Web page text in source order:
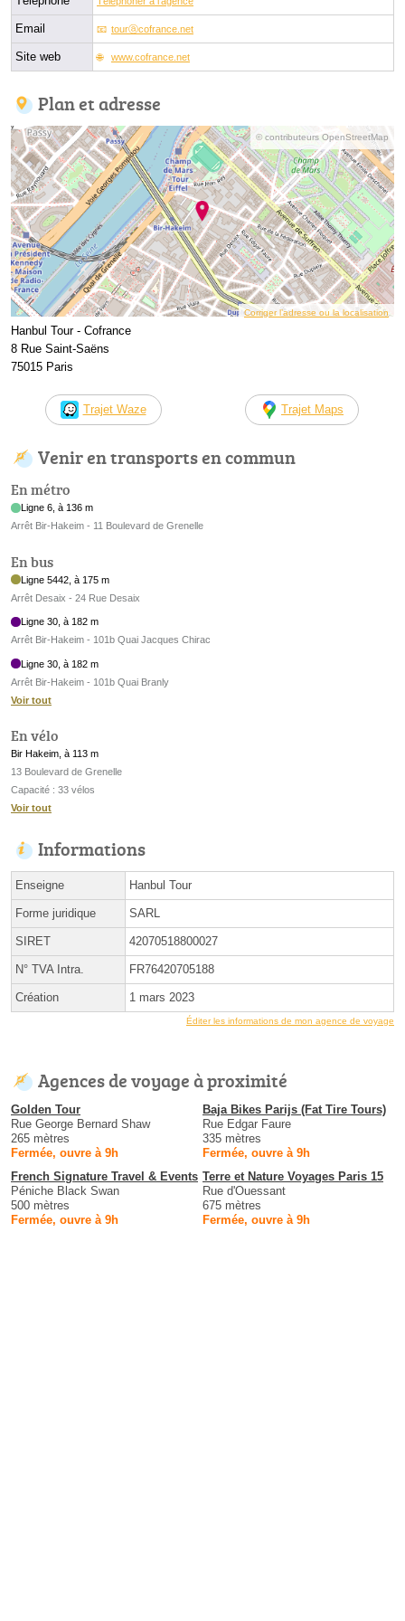
Email tourⓐcofrance.net
Site web www.cofrance.net
Plan et adresse
© contributeurs OpenStreetMap
Corriger l’adresse ou la localisation
Hanbul Tour - Cofrance
8 Rue Saint-Saëns
75015 Paris
Trajet Waze Trajet Maps
Venir en transports en commun
En métro
Ligne 6, à 136 m
Arrêt Bir-Hakeim - 11 Boulevard de Grenelle
En bus
Ligne 5442, à 175 m
Arrêt Desaix - 24 Rue Desaix
Ligne 30, à 182 m
Arrêt Bir-Hakeim - 101b Quai Jacques Chirac
Ligne 30, à 182 m
Arrêt Bir-Hakeim - 101b Quai Branly
Voir tout
En vélo
Bir Hakeim, à 113 m
13 Boulevard de Grenelle
Capacité : 33 vélos
Voir tout
Informations
Enseigne Hanbul Tour
Forme juridique SARL
SIRET 42070518800027
N° TVA Intra. FR76420705188
Création 1 mars 2023
Éditer les informations de mon agence de voyage
Agences de voyage à proximité
Golden Tour
Rue George Bernard Shaw
265 mètres
Fermée, ouvre à 9h
Baja Bikes Parijs (Fat Tire Tours)
Rue Edgar Faure
335 mètres
Fermée, ouvre à 9h
French Signature Travel & Events
Péniche Black Swan
500 mètres
Fermée, ouvre à 9h
Terre et Nature Voyages Paris 15
Rue d'Ouessant
675 mètres
Fermée, ouvre à 9h